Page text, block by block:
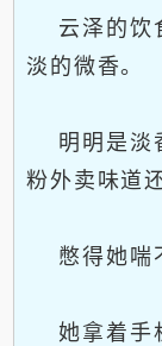
云泽的饮
淡的微香。
明明是淡
粉外卖味道
憋得她喘
她拿着手